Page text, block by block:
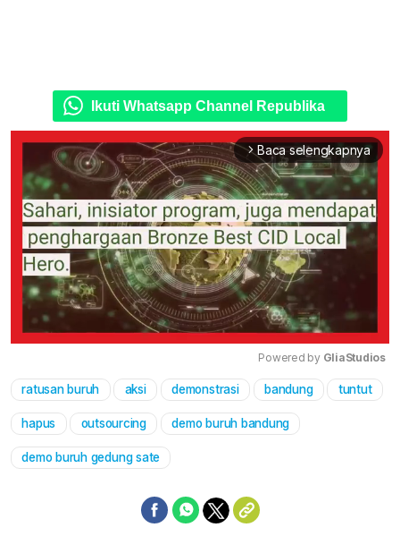
Ikuti Whatsapp Channel Republika
arrow_forward_ios Baca selengkapnya
Mute
Powered by GliaStudios
ratusan buruh aksi demonstrasi bandung tuntut
hapus outsourcing demo buruh bandung
demo buruh gedung sate